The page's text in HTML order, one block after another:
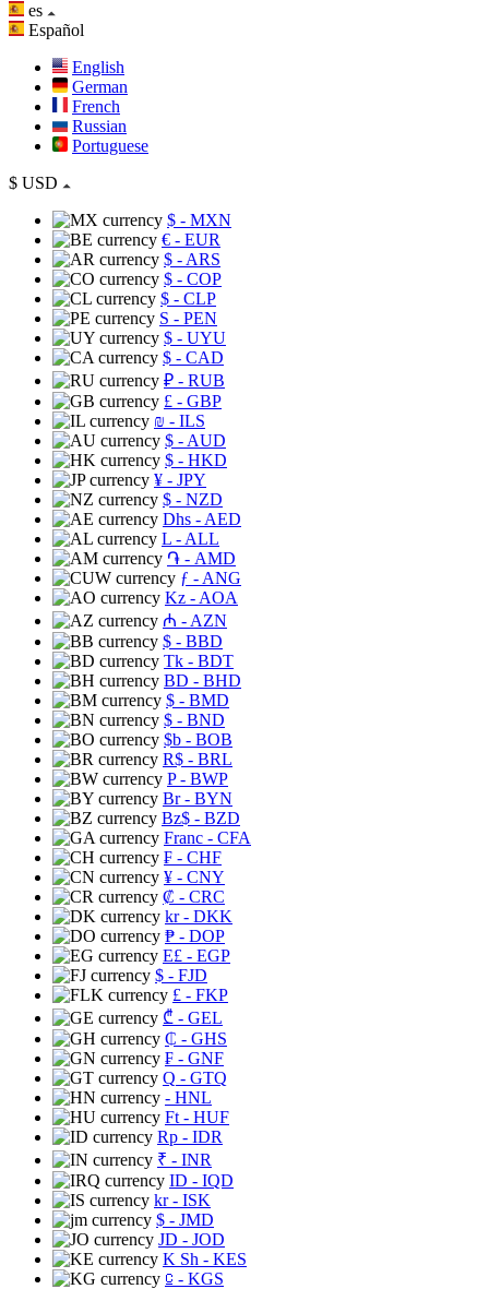
es
Español
English
German
French
Russian
Portuguese
$ USD
$ - MXN
€ - EUR
$ - ARS
$ - COP
$ - CLP
S - PEN
$ - UYU
$ - CAD
₽ - RUB
£ - GBP
₪ - ILS
$ - AUD
$ - HKD
¥ - JPY
$ - NZD
Dhs - AED
L - ALL
֏ - AMD
ƒ - ANG
Kz - AOA
₼ - AZN
$ - BBD
Tk - BDT
BD - BHD
$ - BMD
$ - BND
$b - BOB
R$ - BRL
P- BWP
Br- BYN
Bz$ - BZD
Franc - CFA
₣ - CHF
¥ - CNY
₡ - CRC
kr- DKK
₱ - DOP
E£ - EGP
$ - FJD
£ - FKP
₾ - GEL
₵ - GHS
₣ - GNF
Q - GTQ
- HNL
Ft - HUF
Rp - IDR
₹ - INR
ID - IQD
kr- ISK
$ - JMD
JD - JOD
K Sh - KES
⃀ - KGS